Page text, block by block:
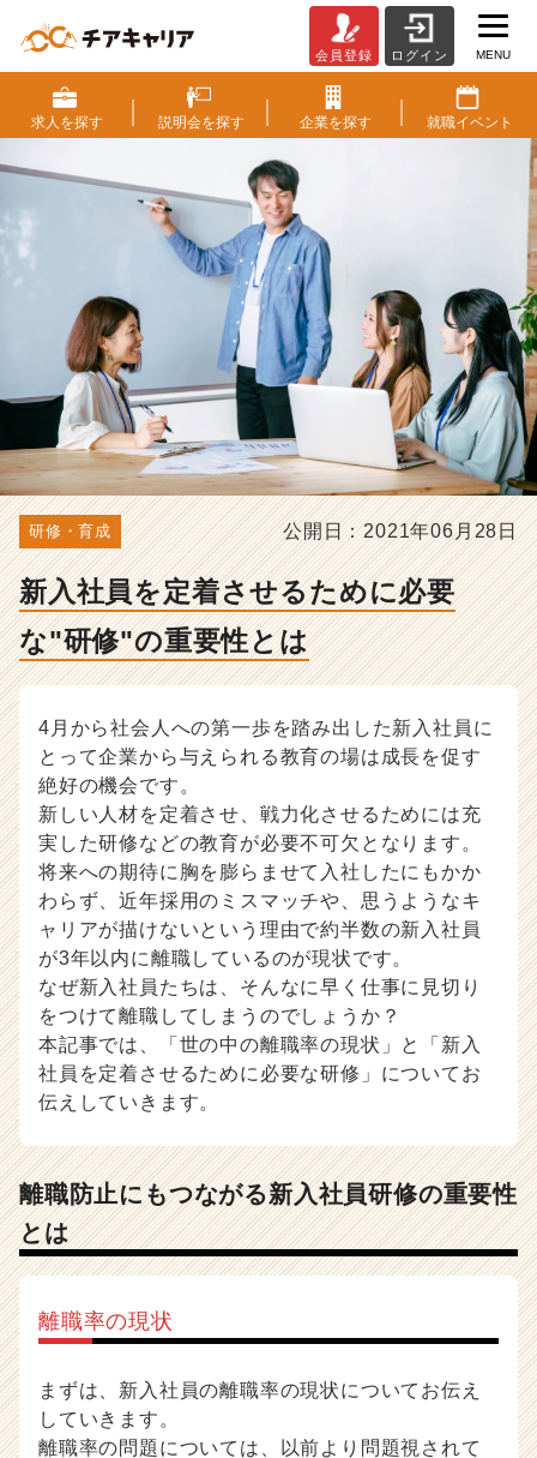
入
社
員
定
さ
せ
必
な"研
修"の
重
は
人
用
担
当
向
け
採
用
ノ
ウ
ハ
ウ
記
事
|
ベ
チ
ー・
長
企
ら
カ
ト
会員登録 ログイン MENU
求人を探す 説明会を探す 企業を探す 就職イベント
研修・育成 公開日：2021年06月28日
新入社員を定着させるために必要
な"研修"の重要性とは
4月から社会人への第一歩を踏み出した新入社員に
とって企業から与えられる教育の場は成長を促す
絶好の機会です。
新しい人材を定着させ、戦力化させるためには充
実した研修などの教育が必要不可欠となります。
将来への期待に胸を膨らませて入社したにもかか
わらず、近年採用のミスマッチや、思うようなキ
ャリアが描けないという理由で約半数の新入社員
が3年以内に離職しているのが現状です。
なぜ新入社員たちは、そんなに早く仕事に見切り
をつけて離職してしまうのでしょうか？
本記事では、「世の中の離職率の現状」と「新入
社員を定着させるために必要な研修」についてお
伝えしていきます。
離職防止にもつながる新入社員研修の重要性
とは
離職率の現状
まずは、新入社員の離職率の現状についてお伝え
していきます。
離職率の問題については、以前より問題視されて